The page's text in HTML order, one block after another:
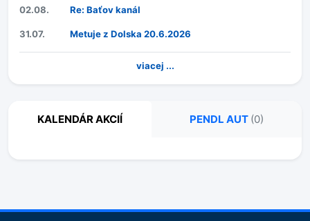
02.08. Re: Baťov kanál
31.07. Metuje z Dolska 20.6.2026
viacej ...
KALENDÁR AKCIÍ PENDL AUT (0)